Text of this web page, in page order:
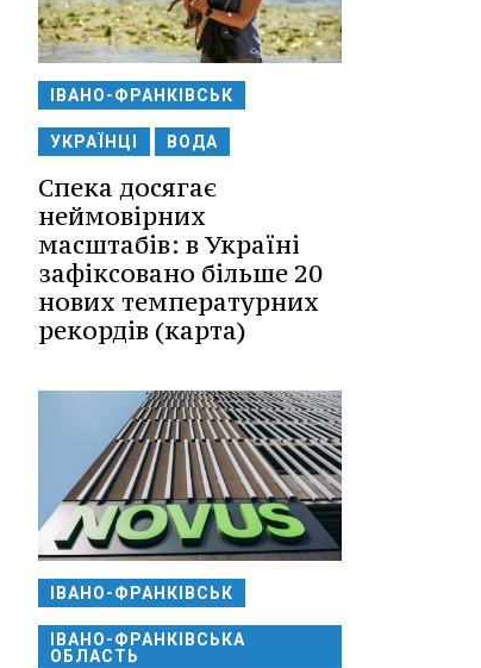
ІВАНО-ФРАНКІВСЬК
УКРАЇНЦІ ВОДА
Спека досягає
неймовірних
масштабів: в Україні
зафіксовано більше 20
нових температурних
рекордів (карта)
ІВАНО-ФРАНКІВСЬК
ІВАНО-ФРАНКІВСЬКА
ОБЛАСТЬ